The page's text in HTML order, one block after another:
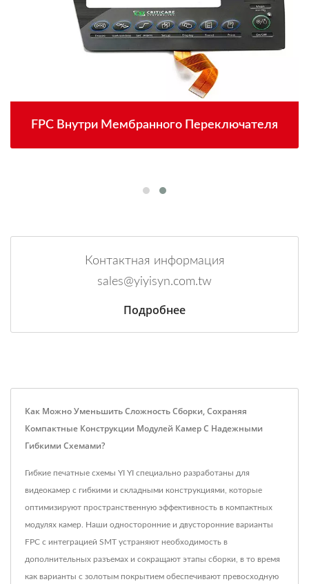
FPC Внутри Мембранного Переключателя
Контактная информация
sales@yiyisyn.com.tw
Подробнее
Как Можно Уменьшить Сложность Сборки, Сохраняя
Компактные Конструкции Модулей Камер С Надежными
Гибкими Схемами?
Гибкие печатные схемы YI YI специально разработаны для
видеокамер с гибкими и складными конструкциями, которые
оптимизируют пространственную эффективность в компактных
модулях камер. Наши односторонние и двусторонние варианты
FPC с интеграцией SMT устраняют необходимость в
дополнительных разъемах и сокращают этапы сборки, в то время
как варианты с золотым покрытием обеспечивают превосходную